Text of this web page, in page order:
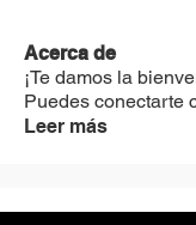
Acerca de
¡Te damos la
Puedes conectarte
Leer más